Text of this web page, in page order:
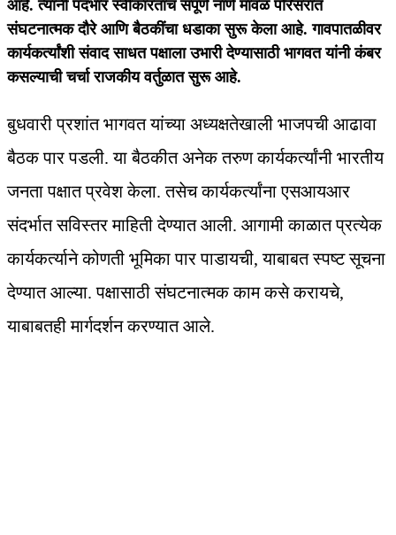
आहे. त्यांनी पदभार स्वीकारताच संपूर्ण नाणे मावळ परिसरात
संघटनात्मक दौरे आणि बैठकींचा धडाका सुरू केला आहे. गावपातळीवर
कार्यकर्त्यांशी संवाद साधत पक्षाला उभारी देण्यासाठी भागवत यांनी कंबर
कसल्याची चर्चा राजकीय वर्तुळात सुरू आहे.
बुधवारी प्रशांत भागवत यांच्या अध्यक्षतेखाली भाजपची आढावा
बैठक पार पडली. या बैठकीत अनेक तरुण कार्यकर्त्यांनी भारतीय
जनता पक्षात प्रवेश केला. तसेच कार्यकर्त्यांना एसआयआर
संदर्भात सविस्तर माहिती देण्यात आली. आगामी काळात प्रत्येक
कार्यकर्त्याने कोणती भूमिका पार पाडायची, याबाबत स्पष्ट सूचना
देण्यात आल्या. पक्षासाठी संघटनात्मक काम कसे करायचे,
याबाबतही मार्गदर्शन करण्यात आले.